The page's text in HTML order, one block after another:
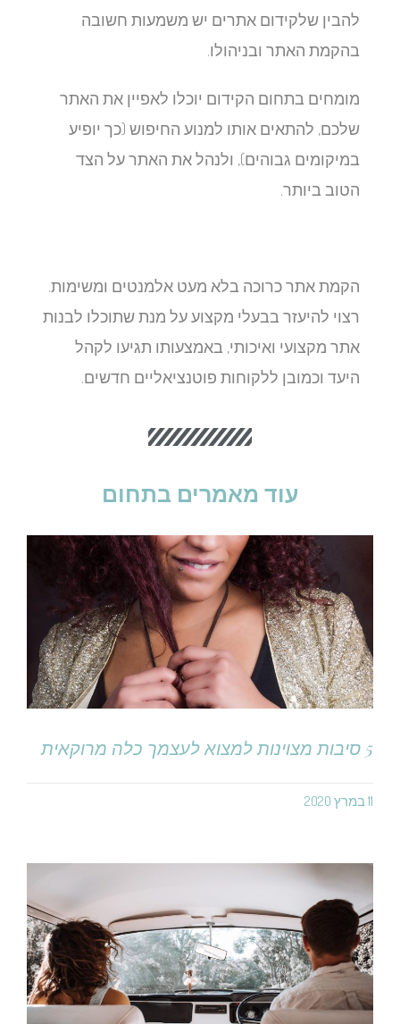
להבין שלקידום אתרים יש משמעות חשובה
בהקמת האתר ובניהולו.
מומחים בתחום הקידום יוכלו לאפיין את האתר
שלכם, להתאים אותו למנוע החיפוש (כך יופיע
במיקומים גבוהים), ולנהל את האתר על הצד
הטוב ביותר.
הקמת אתר כרוכה בלא מעט אלמנטים ומשימות.
רצוי להיעזר בבעלי מקצוע על מנת שתוכלו לבנות
אתר מקצועי ואיכותי, באמצעותו תגיעו לקהל
היעד וכמובן ללקוחות פוטנציאליים חדשים.
עוד מאמרים בתחום